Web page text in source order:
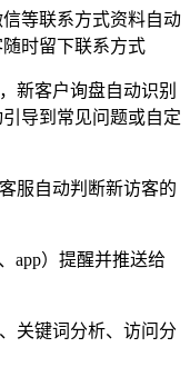
等联系方式资料自动
时留下联系方式
新客户询盘自动识别
导到常见问题或自定
服自动判断新访客的
app）提醒并推送给
关键词分析、访问分